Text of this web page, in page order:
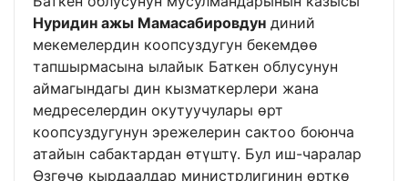
Нуридин ажы Мамасабировдун диний
мекемелердин коопсуздугун бекемдөө
тапшырмасына ылайык Баткен облусунун
аймагындагы дин кызматкерлери жана
медреселердин окутуучулары өрт
коопсуздугунун эрежелерин сактоо боюнча
атайын сабактардан өтүштү. Бул иш-чаралар
Өзгөчө кырдаалдар министрлигинин өрткө